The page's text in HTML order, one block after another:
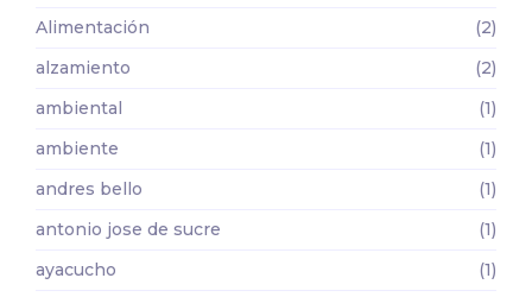
Alimentación
(2)
alzamiento
(2)
ambiental
(1)
ambiente
(1)
andres bello
(1)
antonio jose de sucre
(1)
ayacucho
(1)